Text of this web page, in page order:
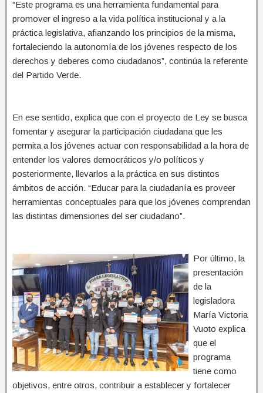
“Este programa es una herramienta fundamental para
promover el ingreso a la vida política institucional y a la
práctica legislativa, afianzando los principios de la misma,
fortaleciendo la autonomía de los jóvenes respecto de los
derechos y deberes como ciudadanos”, continúa la referente
del Partido Verde.
En ese sentido, explica que con el proyecto de Ley se busca
fomentar y asegurar la participación ciudadana que les
permita a los jóvenes actuar con responsabilidad a la hora de
entender los valores democráticos y/o políticos y
posteriormente, llevarlos a la práctica en sus distintos
ámbitos de acción. “Educar para la ciudadanía es proveer
herramientas conceptuales para que los jóvenes comprendan
las distintas dimensiones del ser ciudadano”.
Por último, la
presentación
de la
legisladora
María Victoria
Vuoto explica
que el
programa
tiene como
objetivos, entre otros, contribuir a establecer y fortalecer